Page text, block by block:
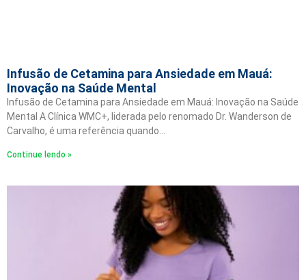
Infusão de Cetamina para Ansiedade em Mauá:
Inovação na Saúde Mental
Infusão de Cetamina para Ansiedade em Mauá: Inovação na Saúde
Mental A Clínica WMC+, liderada pelo renomado Dr. Wanderson de
Carvalho, é uma referência quando…
Continue lendo »